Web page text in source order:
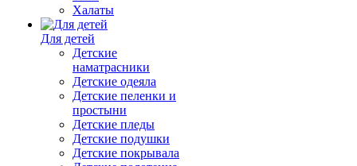
Халаты
Для детей
Детские
наматрасники
Детские одеяла
Детские пеленки и
простыни
Детские пледы
Детские подушки
Детские покрывала